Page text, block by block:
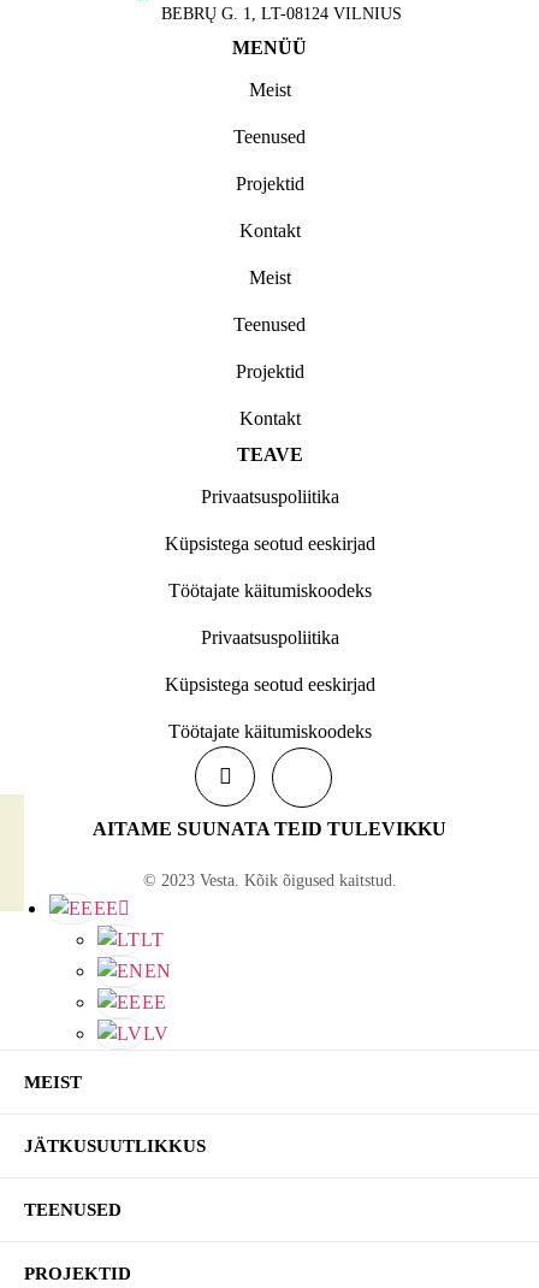
BEBRŲ G. 1, LT-08124 VILNIUS
MENÜÜ
Meist
Teenused
Projektid
Kontakt
Meist
Teenused
Projektid
Kontakt
TEAVE
Privaatsuspoliitika
Küpsistega seotud eeskirjad
Töötajate käitumiskoodeks
Privaatsuspoliitika
Küpsistega seotud eeskirjad
Töötajate käitumiskoodeks
AITAME SUUNATA TEID TULEVIKKU
© 2023 Vesta. Kõik õigused kaitstud.
EE
LT
EN
EE
LV
MEIST
JÄTKUSUUTLIKKUS
TEENUSED
Ettevõtte jätkusuutlikkus
PROJEKTID